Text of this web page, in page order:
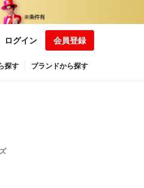
ログイン 会員登録
探す ブランドから探す